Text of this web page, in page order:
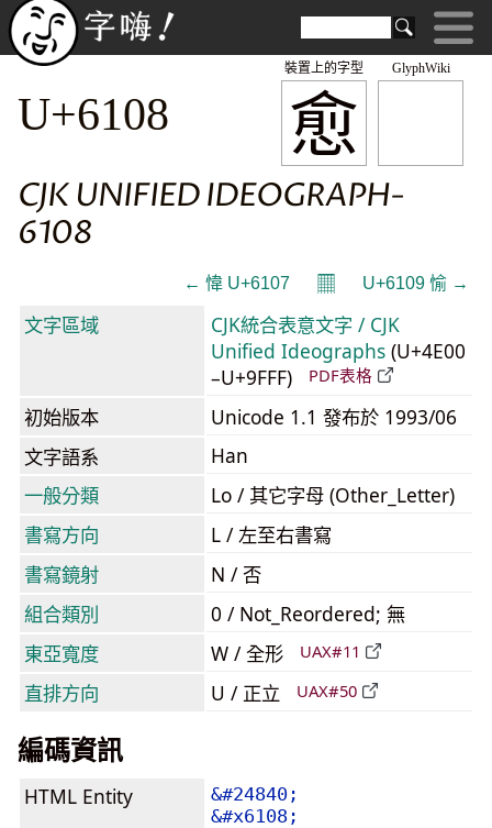
GlyphWiki
愈
裝置上的字型
U+6108
CJK UNIFIED IDEOGRAPH-
6108
← 愇 U+6107 𝄜 U+6109 愉 →
文字區域
CJK統合表意文字 / CJK
Unified Ideographs (U+4E00
–U+9FFF)
PDF表格
初始版本
Unicode 1.1 發布於 1993/06
文字語系
Han
一般分類
Lo / 其它字母 (Other_Letter)
書寫方向
L / 左至右書寫
書寫鏡射
N / 否
組合類別
0 / Not_Reordered; 無
東亞寬度
W / 全形 UAX#11
直排方向 U / 正立 UAX#50
編碼資訊
HTML Entity
&#24840;
&#x6108;